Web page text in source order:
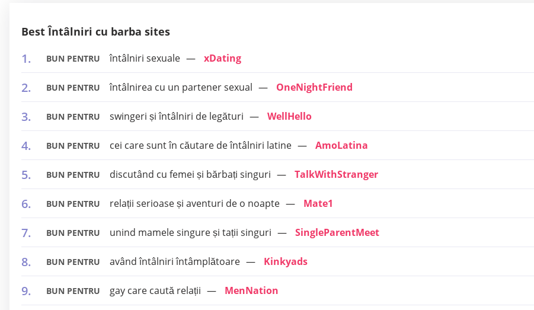
Best Întâlniri cu barba sites
BUN PENTRU întâlniri sexuale xDating
BUN PENTRU întâlnirea cu un partener sexual OneNightFriend
BUN PENTRU swingeri și întâlniri de legături WellHello
BUN PENTRU cei care sunt în căutare de întâlniri latine AmoLatina
BUN PENTRU discutând cu femei și bărbați singuri TalkWithStranger
BUN PENTRU relații serioase și aventuri de o noapte Mate1
BUN PENTRU unind mamele singure și tații singuri SingleParentMeet
BUN PENTRU având întâlniri întâmplătoare Kinkyads
BUN PENTRU gay care caută relații MenNation